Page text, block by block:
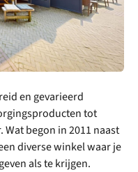
en gevarieerd
tot
begon in 2011 naast
diverse winkel waar je
als te krijgen.